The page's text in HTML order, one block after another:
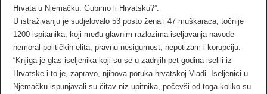
Hrvata u Njemačku. Gubimo li Hrvatsku?”.
U istraživanju je sudjelovalo 53 posto žena i 47 muškaraca, točnije
1200 ispitanika, koji među glavnim razlozima iseljavanja navode
nemoral političkih elita, pravnu nesigurnost, nepotizam i korupciju.
“Knjiga je glas iseljenika koji su se u zadnjih pet godina iselili iz
Hrvatske i to je, zapravo, njihova poruka hrvatskoj Vladi. Iseljenici u
Njemačku ispunjavali su čitav niz upitnika, počevši od toga koliko su